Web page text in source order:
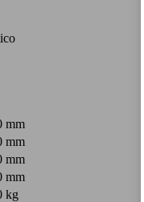
mm
mm
mm
mm
kg